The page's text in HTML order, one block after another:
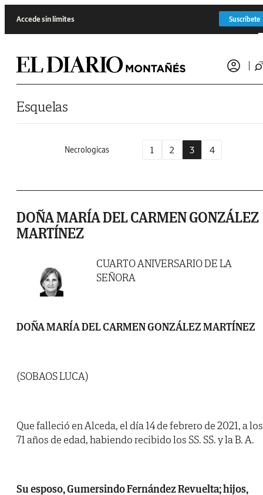
Accede sin límites Suscríbete
Esquelas
Necrologicas 1 2 3 4
DOÑA MARÍA DEL CARMEN GONZÁLEZ
MARTÍNEZ
CUARTO ANIVERSARIO DE LA
SEÑORA
DOÑA MARÍA DEL CARMEN GONZÁLEZ MARTÍNEZ
(SOBAOS LUCA)
Que falleció en Alceda, el día 14 de febrero de 2021, a los
71 años de edad, habiendo recibido los SS. SS. y la B. A.
Su esposo, Gumersindo Fernández Revuelta; hijos,